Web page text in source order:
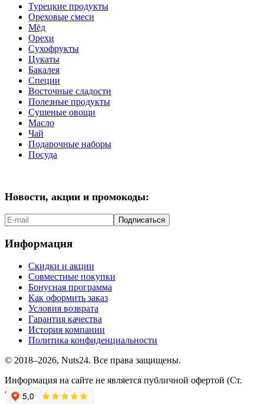
Турецкие продукты
Ореховые смеси
Мёд
Орехи
Сухофрукты
Цукаты
Бакалея
Специи
Восточные сладости
Полезные продукты
Сушеные овощи
Масло
Чай
Подарочные наборы
Посуда
Новости, акции и промокоды:
Подписаться
Информация
Скидки и акции
Совместные покупки
Бонусная программа
Как оформить заказ
Условия возврата
Гарантия качества
История компании
Политика конфиденциальности
© 2018–2026, Nuts24. Все права защищены.
Информация на сайте не является публичной офертой (Ст.
437.2 ГК РФ).